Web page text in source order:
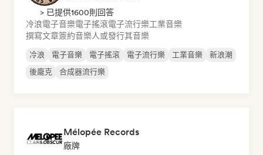
> 已提供1600則回答
冷浪電子音樂電子搖滾電子流行樂工業音樂
撰寫文章簽約音樂人或發行其音樂
冷浪 電子音樂 電子搖滾 電子流行樂 工業音樂
新浪潮
後龐克
合成器流行樂
Mélopée Records
廠牌